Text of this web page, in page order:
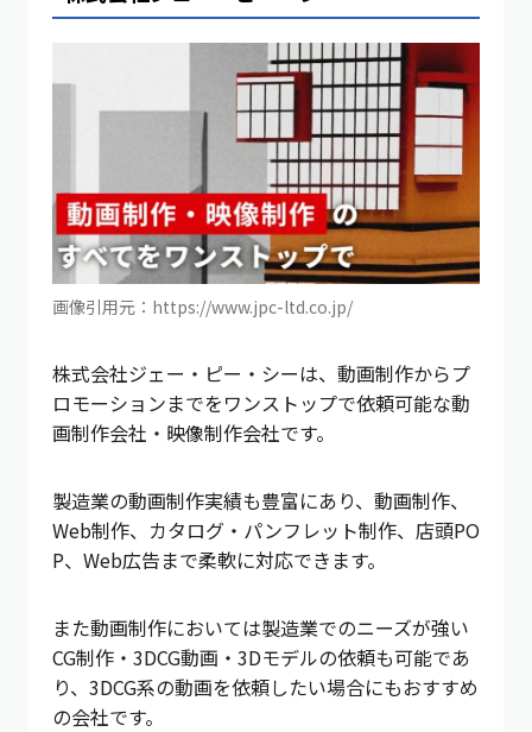
画像引用元：https://www.jpc-ltd.co.jp/
株式会社ジェー・ピー・シーは、動画制作からプ
ロモーションまでをワンストップで依頼可能な動
画制作会社・映像制作会社です。
製造業の動画制作実績も豊富にあり、動画制作、
Web制作、カタログ・パンフレット制作、店頭PO
P、Web広告まで柔軟に対応できます。
また動画制作においては製造業でのニーズが強い
CG制作・3DCG動画・3Dモデルの依頼も可能であ
り、3DCG系の動画を依頼したい場合にもおすすめ
の会社です。